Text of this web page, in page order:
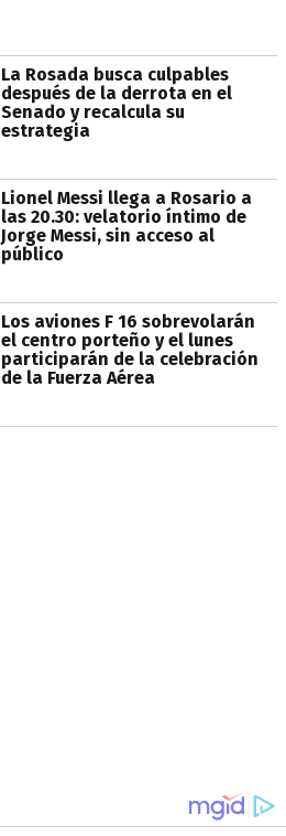
La Rosada busca culpables
después de la derrota en el
Senado y recalcula su
estrategia
Lionel Messi llega a Rosario a
las 20.30: velatorio íntimo de
Jorge Messi, sin acceso al
público
Los aviones F 16 sobrevolarán
el centro porteño y el lunes
participarán de la celebración
de la Fuerza Aérea